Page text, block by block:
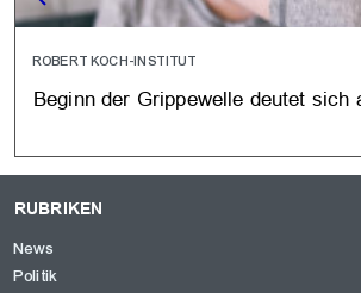
ROBERT KOCH-INSTITUT
Beginn der Grippewelle deutet sich
RUBRIKEN
News
Politik